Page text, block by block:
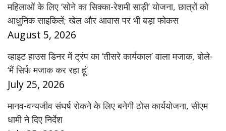
महिलाओं के लिए ‘सोने का सिक्का-रेशमी साड़ी’ योजना, छात्रों को
आधुनिक साइकिलें; खेल और आवास पर भी बड़ा फोकस
August 5, 2026
व्हाइट हाउस डिनर में ट्रंप का ‘तीसरे कार्यकाल’ वाला मजाक, बोले-
‘मैं सिर्फ मजाक कर रहा हूं’
July 25, 2026
मानव-वन्यजीव संघर्ष रोकने के लिए बनेगी ठोस कार्ययोजना, सीएम
धामी ने दिए निर्देश